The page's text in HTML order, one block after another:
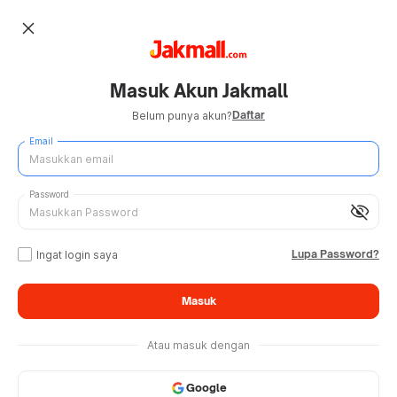
close
Masuk Akun Jakmall
Belum punya akun?Daftar
Email
visibility_off
Password
Ingat login saya Lupa Password?
Masuk
Atau masuk dengan
Google